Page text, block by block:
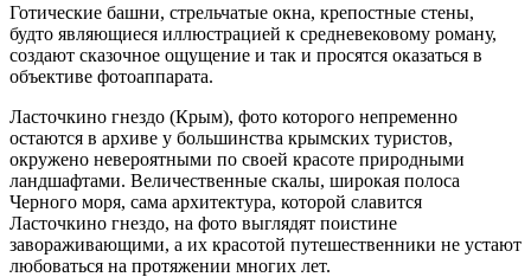
Готические башни, стрельчатые окна, крепостные стены,
будто являющиеся иллюстрацией к средневековому роману,
создают сказочное ощущение и так и просятся оказаться в
объективе фотоаппарата.
Ласточкино гнездо (Крым), фото которого непременно
остаются в архиве у большинства крымских туристов,
окружено невероятными по своей красоте природными
ландшафтами. Величественные скалы, широкая полоса
Черного моря, сама архитектура, которой славится
Ласточкино гнездо, на фото выглядят поистине
завораживающими, а их красотой путешественники не устают
любоваться на протяжении многих лет.